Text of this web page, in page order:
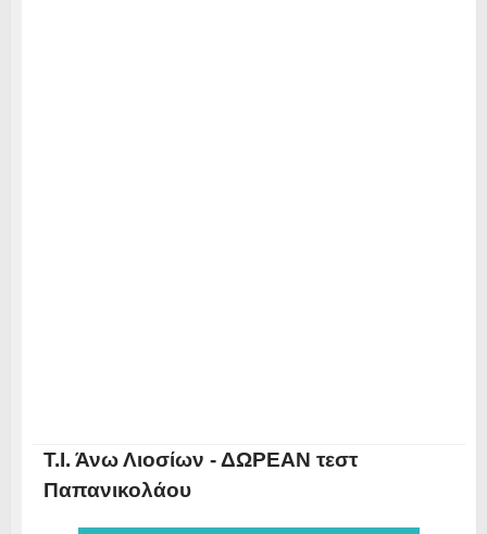
Τ.Ι. Άνω Λιοσίων - ΔΩΡΕΑΝ τεστ
Παπανικολάου